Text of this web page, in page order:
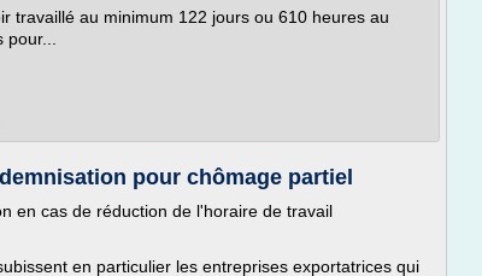
travaillé au minimum 122 jours ou 610 heures au
pour chômage partiel
en cas de réduction de l'horaire de travail
en particulier les entreprises exportatrices qui